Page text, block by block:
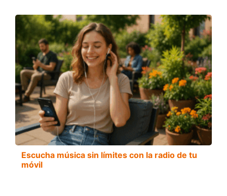
Escucha música sin límites con la radio de tu
móvil